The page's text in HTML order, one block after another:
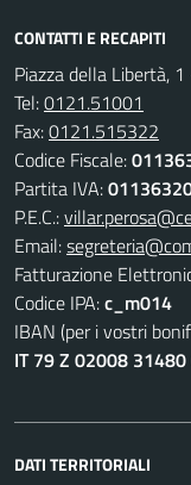
CONTATTI E RECAPITI
Piazza della Libertà,
Tel:0121.51001
Fax:0121.515322
Codice Fiscale:
Partita IVA:
P.E.C.:
Email:
Fatturazione
Codice IPA:c_m014
IBAN (per i vostri
IT 79 Z 02008
DATI TERRITORIALI